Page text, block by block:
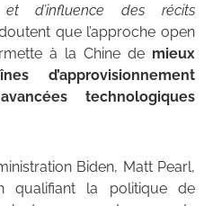
et d’influence des récits
que l’approche open
à la Chine de mieux
d’approvisionnement
technologiques
Biden, Matt Pearl,
qualifiant la politique de